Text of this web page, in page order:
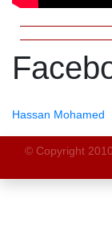
Hassan Mohamed
© Copyright